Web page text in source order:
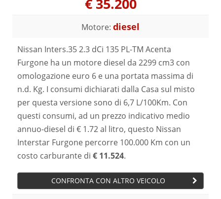
Motore: diesel
Nissan Inters.35 2.3 dCi 135 PL-TM Acenta
Furgone ha un motore diesel da 2299 cm3 con
omologazione euro 6 e una portata massima di
n.d. Kg. I consumi dichiarati dalla Casa sul misto
per questa versione sono di 6,7 L/100Km. Con
questi consumi, ad un prezzo indicativo medio
annuo-diesel di € 1.72 al litro, questo Nissan
Interstar Furgone percorre 100.000 Km con un
costo carburante di € 11.524.
CONFRONTA CON ALTRO VEICOLO